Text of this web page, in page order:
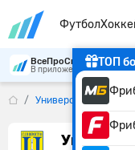
Футбол
ТОП
ВсеПроСпорт
В приложении удобнее
Универсидад де